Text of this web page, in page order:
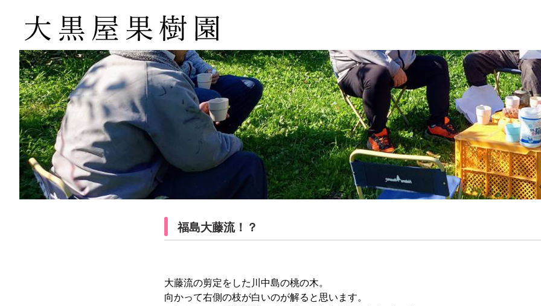
福島大藤流！？
大藤流の剪定をした川中島の桃の木。
向かって右側の枝が白いのが解ると思います。